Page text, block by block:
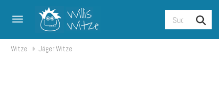
Toggle navigation
Witze Jäger Witze